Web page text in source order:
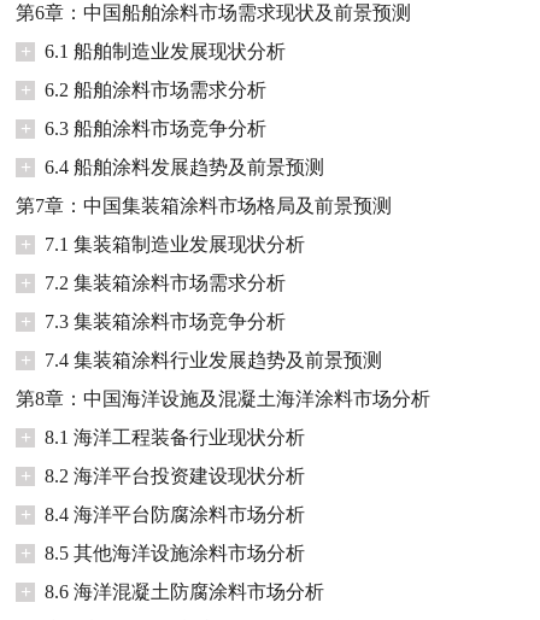
第6章：中国船舶涂料市场需求现状及前景预测
+
6.1 船舶制造业发展现状分析
+
6.2 船舶涂料市场需求分析
+
6.3 船舶涂料市场竞争分析
+
6.4 船舶涂料发展趋势及前景预测
第7章：中国集装箱涂料市场格局及前景预测
+
7.1 集装箱制造业发展现状分析
+
7.2 集装箱涂料市场需求分析
+
7.3 集装箱涂料市场竞争分析
+
7.4 集装箱涂料行业发展趋势及前景预测
第8章：中国海洋设施及混凝土海洋涂料市场分析
+
8.1 海洋工程装备行业现状分析
+
8.2 海洋平台投资建设现状分析
+
8.4 海洋平台防腐涂料市场分析
+
8.5 其他海洋设施涂料市场分析
+
8.6 海洋混凝土防腐涂料市场分析